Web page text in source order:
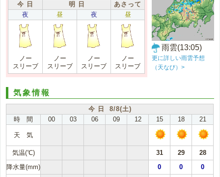
今 日 明 日
あさって
夜
昼 夜 昼
ノー
スリーブ
ノー
スリーブ
ノー
スリーブ
ノー
スリーブ
雨雲(13:05)
更に詳しい雨雲予想
（天なび）>
気象情報
今 日 8/8(土)
時 間
00 03 06 09 12 15 18 21
天 気
気温(℃) 31 29
28
降水量(mm)
0 0 0